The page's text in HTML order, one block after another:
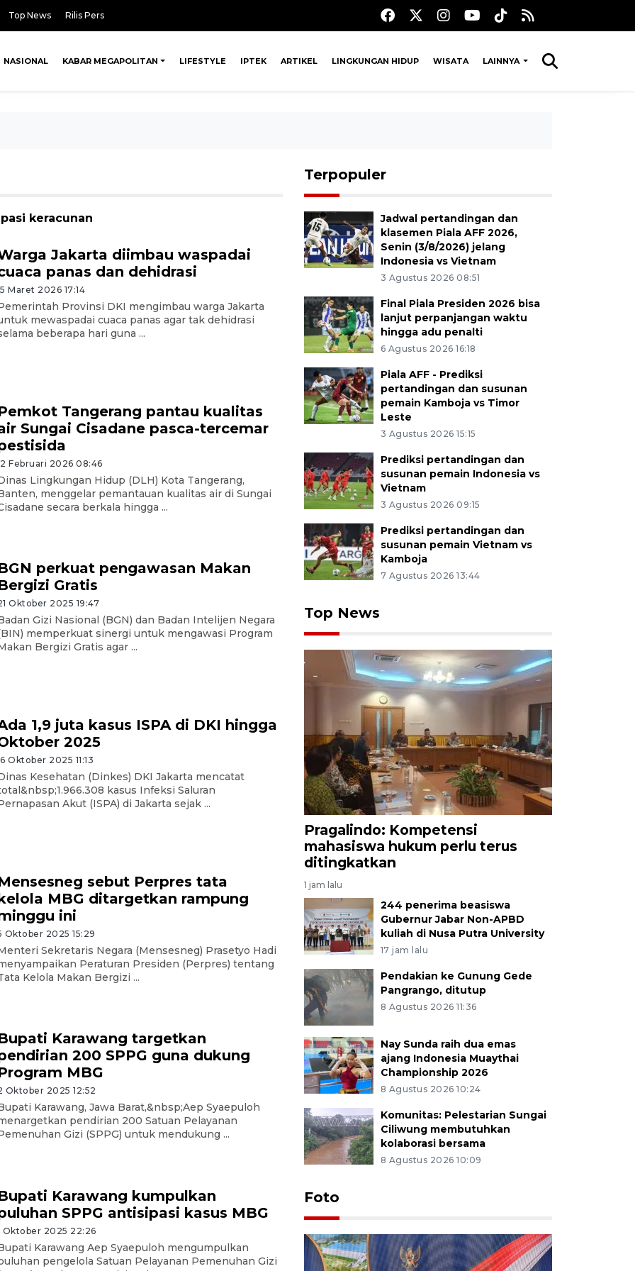
Top News Rilis Pers
NASIONAL KABAR MEGAPOLITAN LIFESTYLE IPTEK ARTIKEL LINGKUNGAN HIDUP WISATA LAINNYA
keracunan
Jakarta diimbau waspadai
panas dan dehidrasi
Maret 2026 17:14
Provinsi DKI mengimbau warga Jakarta
mewaspadai cuaca panas agar tak dehidrasi
beberapa hari guna ...
Tangerang pantau kualitas
Sungai Cisadane pasca-tercemar
Februari 2026 08:46
Lingkungan Hidup (DLH) Kota Tangerang,
menggelar pemantauan kualitas air di Sungai
secara berkala hingga ...
perkuat pengawasan Makan
Gratis
Oktober 2025 19:47
Gizi Nasional (BGN) dan Badan Intelijen Negara
memperkuat sinergi untuk mengawasi Program
Bergizi Gratis agar ...
1,9 juta kasus ISPA di DKI hingga
2025
Oktober 2025 11:13
Kesehatan (Dinkes) DKI Jakarta mencatat
kasus Infeksi Saluran
Akut (ISPA) di Jakarta sejak ...
sebut Perpres tata
MBG ditargetkan rampung
ini
Oktober 2025 15:29
Sekretaris Negara (Mensesneg) Prasetyo Hadi
Peraturan Presiden (Perpres) tentang
Kelola Makan Bergizi ...
Karawang targetkan
200 SPPG guna dukung
MBG
Oktober 2025 12:52
Karawang, Jawa Barat,&nbsp;Aep Syaepuloh
pendirian 200 Satuan Pelayanan
Gizi (SPPG) untuk mendukung ...
Karawang kumpulkan
SPPG antisipasi kasus MBG
Oktober 2025 22:26
Karawang Aep Syaepuloh mengumpulkan
pengelola Satuan Pelayanan Pemenuhan Gizi
Terpopuler
Jadwal pertandingan dan
klasemen Piala AFF 2026,
Senin (3/8/2026) jelang
Indonesia vs Vietnam
3 Agustus 2026 08:51
Final Piala Presiden 2026 bisa
lanjut perpanjangan waktu
hingga adu penalti
6 Agustus 2026 16:18
Piala AFF - Prediksi
pertandingan dan susunan
pemain Kamboja vs Timor
Leste
3 Agustus 2026 15:15
Prediksi pertandingan dan
susunan pemain Indonesia vs
Vietnam
3 Agustus 2026 09:15
Prediksi pertandingan dan
susunan pemain Vietnam vs
Kamboja
7 Agustus 2026 13:44
Top News
Pragalindo: Kompetensi
mahasiswa hukum perlu terus
ditingkatkan
1 jam lalu
244 penerima beasiswa
Gubernur Jabar Non-APBD
kuliah di Nusa Putra University
17 jam lalu
Pendakian ke Gunung Gede
Pangrango, ditutup
8 Agustus 2026 11:36
Nay Sunda raih dua emas
ajang Indonesia Muaythai
Championship 2026
8 Agustus 2026 10:24
Komunitas: Pelestarian Sungai
Ciliwung membutuhkan
kolaborasi bersama
8 Agustus 2026 10:09
Foto